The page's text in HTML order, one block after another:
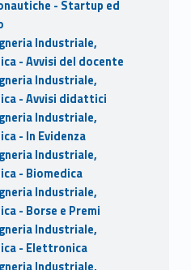
- Startup ed
Industriale,
- Avvisi del docente
Industriale,
- Avvisi didattici
Industriale,
- In Evidenza
Industriale,
- Biomedica
Industriale,
- Borse e Premi
Industriale,
- Elettronica